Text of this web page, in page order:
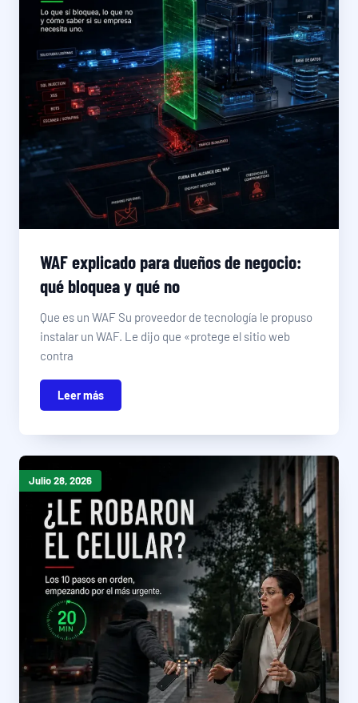
WAF explicado para dueños de negocio:
qué bloquea y qué no
Que es un WAF Su proveedor de tecnología le propuso
instalar un WAF. Le dijo que «protege el sitio web
contra
Leer más
Julio 28, 2026